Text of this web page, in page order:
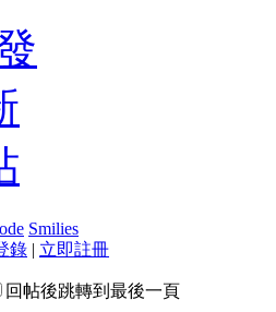
Smilies
錄 | 立即註冊
回帖後跳轉到最後一頁